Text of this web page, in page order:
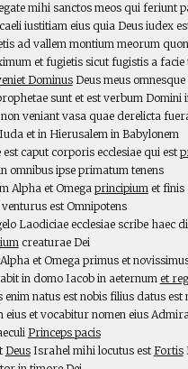
mihi sanctos meos qui feriunt
iustitiam eius quia Deus iudex
ad vallem montium meorum
et fugietis sicut fugistis a
DominusDeus meus omnesque
sunt et est verbum Domini
veniant vasa quae derelicta
et in Hierusalem in Babylonem
est caput corporis ecclesiae qui est
omnibus ipse primatum tenens
Alpha et Omegaprincipiumet finis
est Omnipotens
Laodiciae ecclesiae scribe haec
creaturae Dei
et Omega primus et
in domo Iacob in aeternumet
natus est nobis filius datus est
eius et vocabitur nomen eius
Princeps pacis
DeusIsrahel mihi locutus estFortis